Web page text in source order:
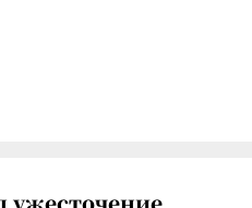
ужесточение